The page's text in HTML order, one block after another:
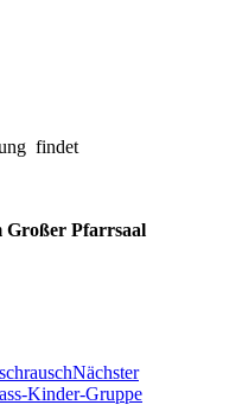
findet
Großer Pfarrsaal
Nächster
Kinder-Gruppe